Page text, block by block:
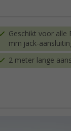
Geschikt voor alle
mm jack-
2 meter lange